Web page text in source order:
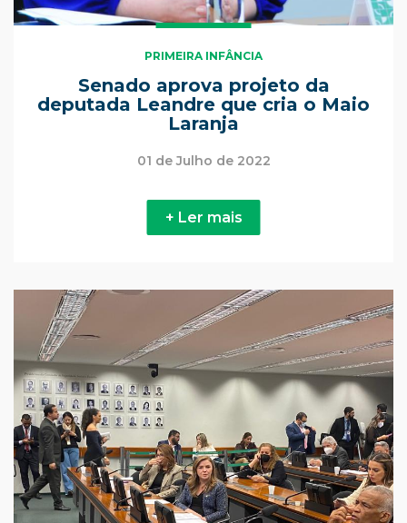
PRIMEIRA INFÂNCIA
Senado aprova projeto da
deputada Leandre que cria o Maio
Laranja
01 de Julho de 2022
+ Ler mais